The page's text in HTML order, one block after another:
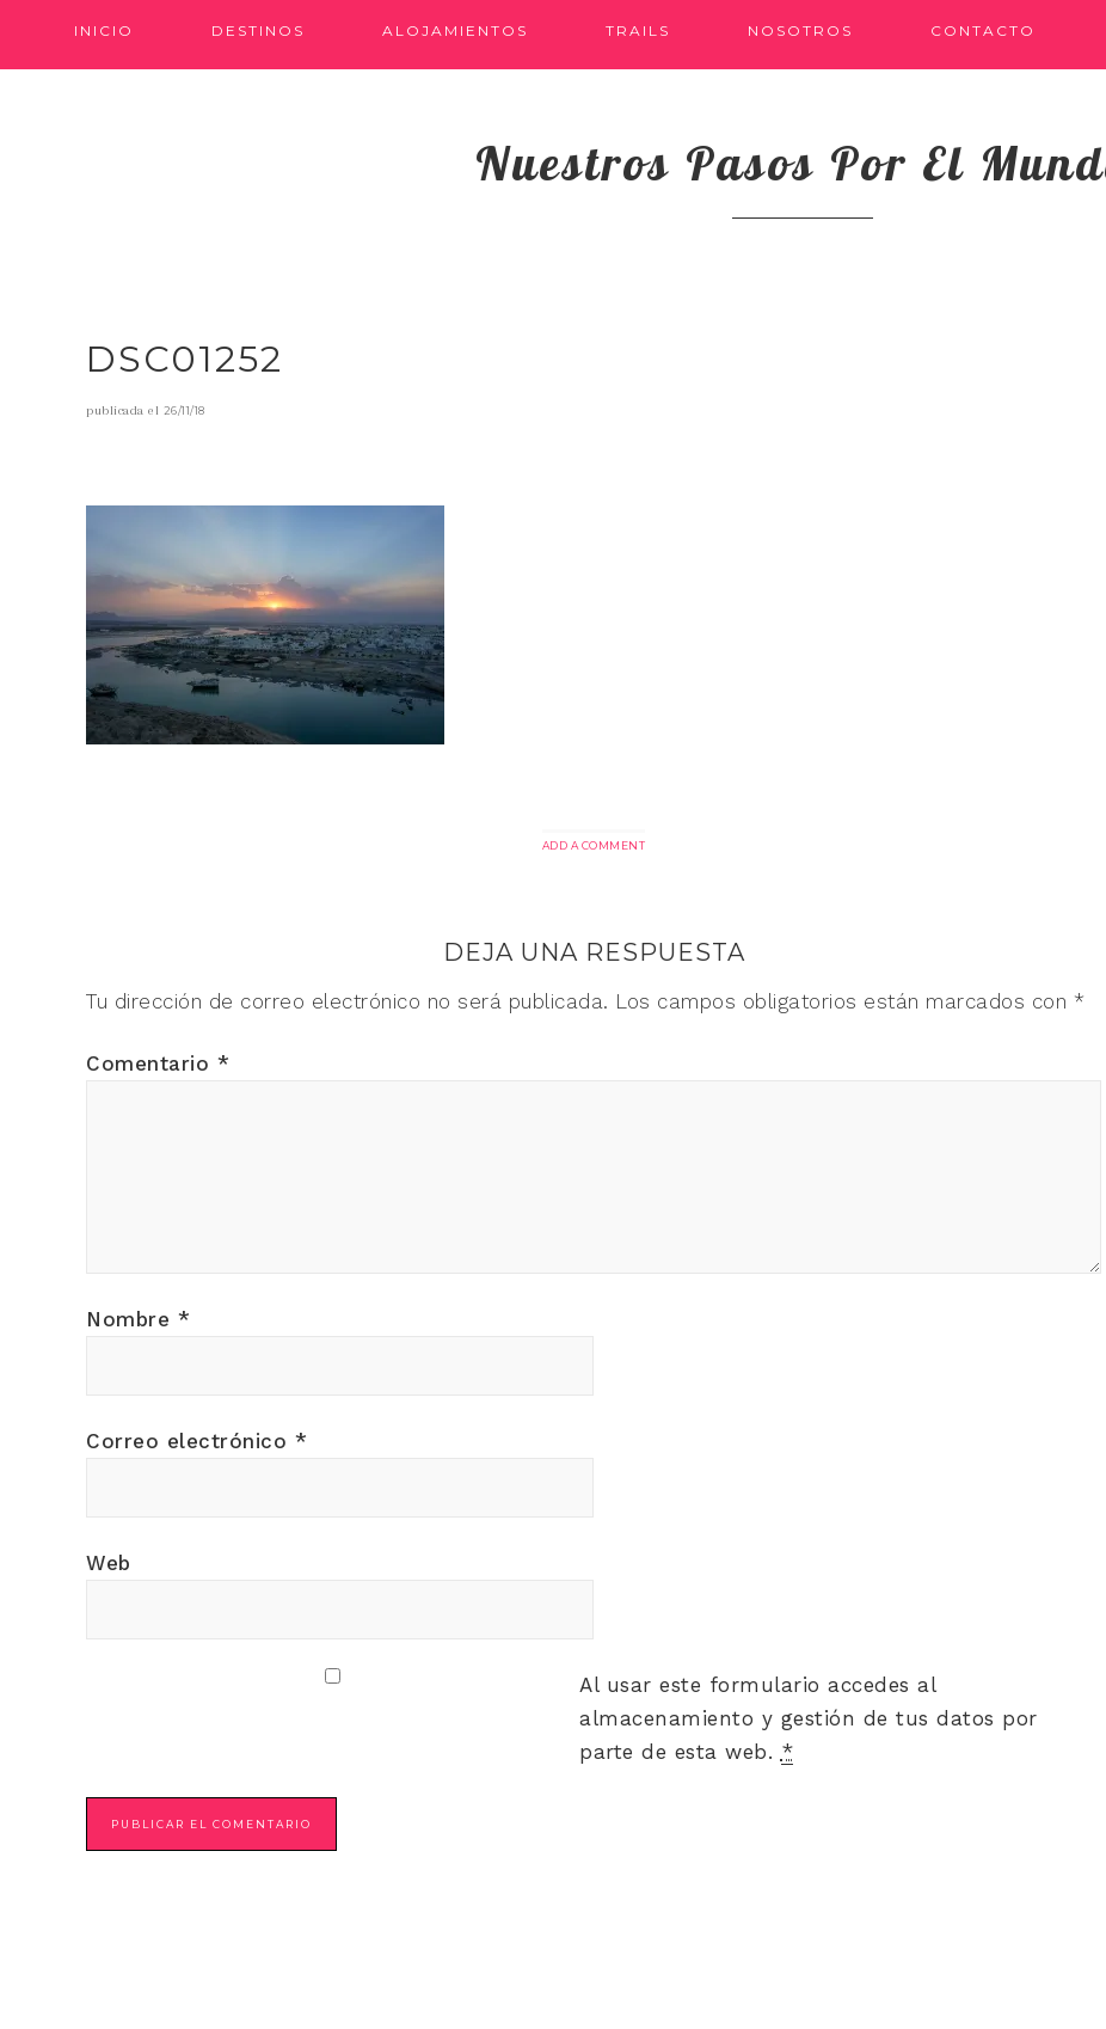
INICIO DESTINOS ALOJAMIENTOS TRAILS NOSOTROS CONTACTO
Nuestros Pasos Por El
DSC01252
publicada el 26/11/18
ADD A COMMENT
DEJA UNA RESPUESTA
Tu dirección de correo electrónico no será publicada. Los campos obligatorios están marcados con *
Comentario *
Nombre *
Correo electrónico *
Web
Al usar este formulario accedes al
almacenamiento y gestión de tus datos por
parte de esta web. *